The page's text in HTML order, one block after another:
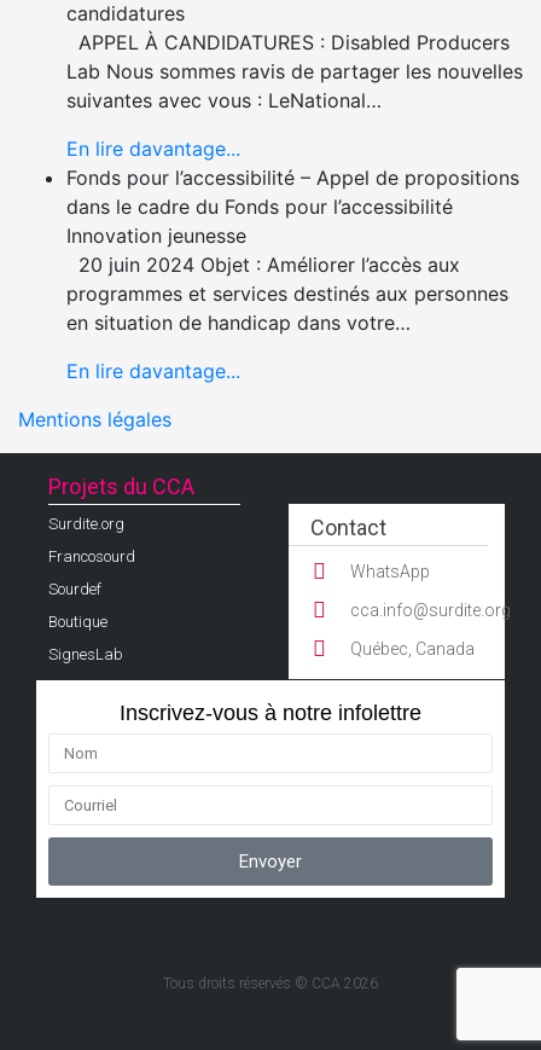
candidatures
APPEL À CANDIDATURES : Disabled Producers
Lab Nous sommes ravis de partager les nouvelles
suivantes avec vous : LeNational…
En lire davantage...
Fonds pour l’accessibilité – Appel de propositions
dans le cadre du Fonds pour l’accessibilité
Innovation jeunesse
20 juin 2024 Objet : Améliorer l’accès aux
programmes et services destinés aux personnes
en situation de handicap dans votre…
En lire davantage...
Mentions légales